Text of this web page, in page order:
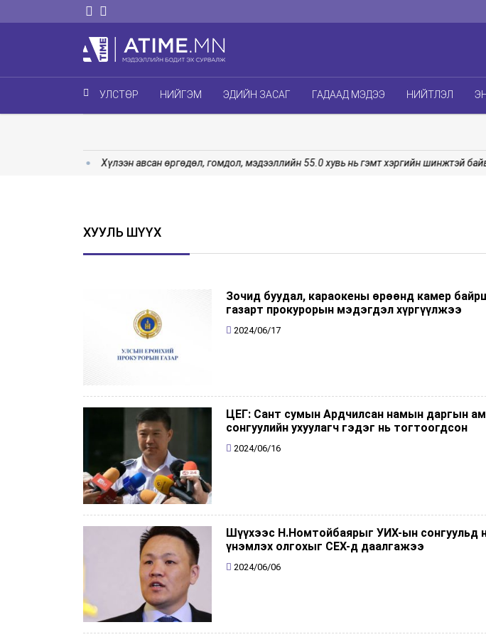
УЛСТӨР НИЙГЭМ ЭДИЙН ЗАСАГ ГАДААД МЭДЭЭ НИЙТЛЭЛ
Хүлээн авсан өргөдөл, гомдол, мэдээллийн 55.0 хувь нь гэмт хэргийн шинжтэй байв
ХУУЛЬ ШҮҮХ
Зочид буудал, караокены өрөөнд камер
газарт прокурорын мэдэгдэл хүргүүлжээ
2024/06/17
ЦЕГ: Сант сумын Ардчилсан намын даргын
сонгуулийн ухуулагч гэдэг нь тогтоогдсон
2024/06/16
Шүүхээс Н.Номтойбаярыг УИХ-ын сонгуульд
үнэмлэх олгохыг СЕХ-д даалгажээ
2024/06/06